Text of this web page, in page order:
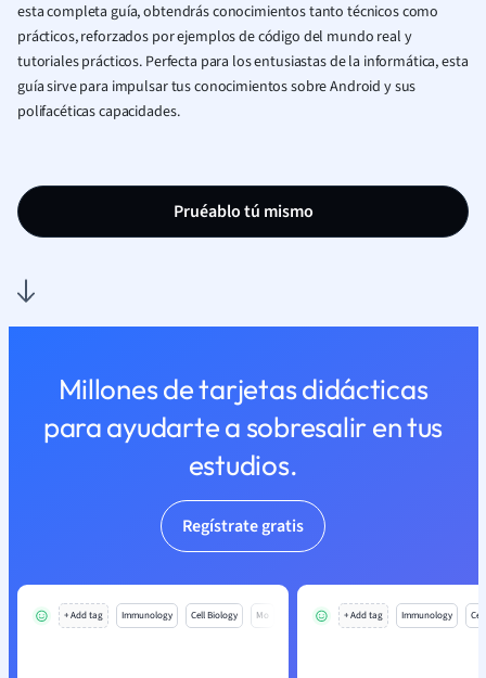
esta completa guía, obtendrás conocimientos tanto técnicos como
prácticos, reforzados por ejemplos de código del mundo real y
tutoriales prácticos. Perfecta para los entusiastas de la informática, esta
guía sirve para impulsar tus conocimientos sobre Android y sus
polifacéticas capacidades.
Pruéablo tú mismo
Millones de tarjetas didácticas
para ayudarte a sobresalir en tus
estudios.
Regístrate gratis
+ Add tag Immunology Cell Biology Mo + Add tag Immunology